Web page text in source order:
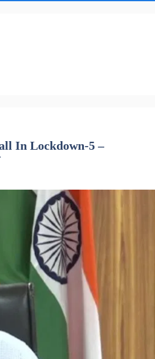
In Lockdown-5 –